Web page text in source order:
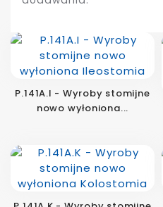
P.141A.I - Wyroby stomijne
nowo wyłoniona...